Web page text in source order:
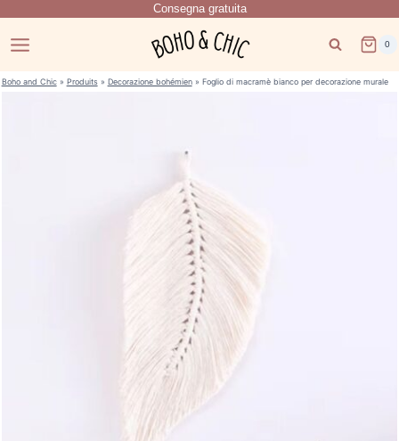
contenuto
Consegna gratuita
0
Boho and Chic» Produits» Decorazione bohémien» Foglio di macramè bianco per decorazione murale